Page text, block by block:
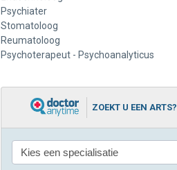
Psychiater
Stomatoloog
Reumatoloog
Psychoterapeut - Psychoanalyticus
ZOEKT U EEN ARTS?